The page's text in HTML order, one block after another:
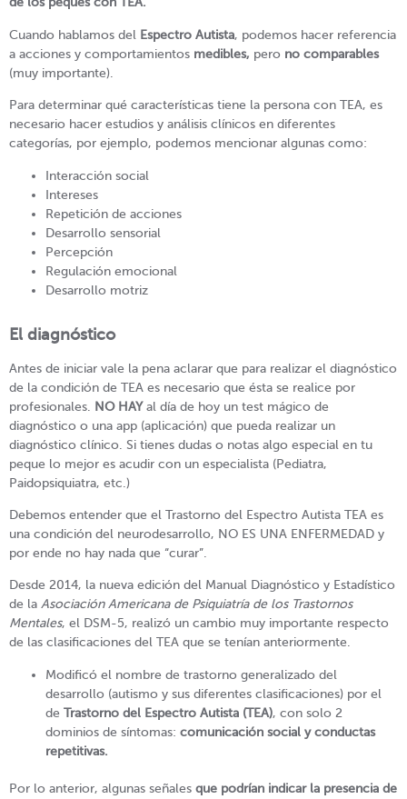
Cuando hablamos del Espectro Autista, podemos hacer referencia
a acciones y comportamientos medibles, pero no comparables
(muy importante).
Para determinar qué características tiene la persona con TEA, es
necesario hacer estudios y análisis clínicos en diferentes
categorías, por ejemplo, podemos mencionar algunas como:
Interacción social
Intereses
Repetición de acciones
Desarrollo sensorial
Percepción
Regulación emocional
Desarrollo motriz
El diagnóstico
Antes de iniciar vale la pena aclarar que para realizar el diagnóstico
de la condición de TEA es necesario que ésta se realice por
profesionales. NO HAYal día de hoy un test mágico de
diagnóstico o una app (aplicación) que pueda realizar un
diagnóstico clínico. Si tienes dudas o notas algo especial en tu
peque lo mejor es acudir con un especialista (Pediatra,
Paidopsiquiatra, etc.)
Debemos entender que el Trastorno del Espectro Autista TEA es
una condición del neurodesarrollo, NO ES UNA ENFERMEDAD y
por ende no hay nada que “curar”.
Desde 2014, la nueva edición del Manual Diagnóstico y Estadístico
de la Asociación Americana de Psiquiatría de los Trastornos
Mentales, el DSM-5, realizó un cambio muy importante respecto
de las clasificaciones del TEA que se tenían anteriormente.
Modificó el nombre de trastorno generalizado del
desarrollo (autismo y sus diferentes clasificaciones) por el
de Trastorno del Espectro Autista (TEA), con solo 2
dominios de síntomas: comunicación social y conductas
repetitivas.
Por lo anterior, algunas señales que podrían indicar la presencia de